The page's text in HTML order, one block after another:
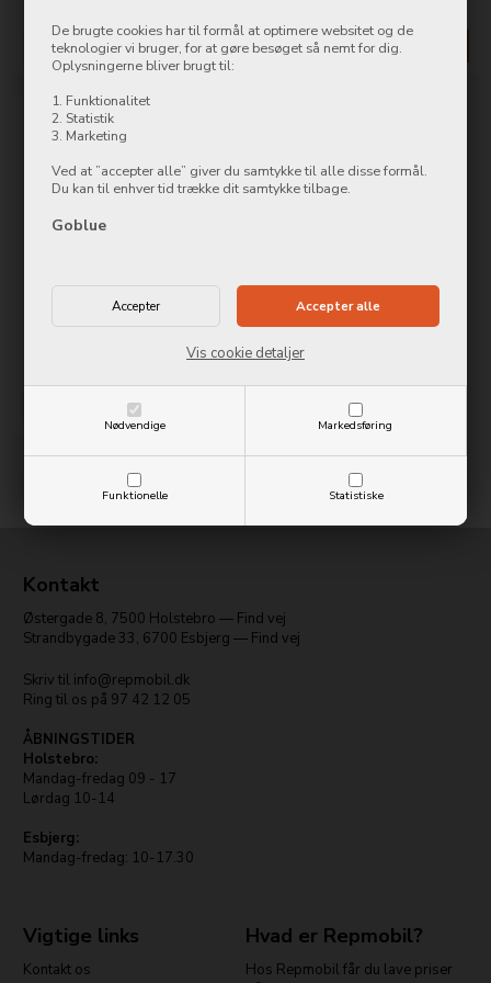
De brugte cookies har til formål at optimere websitet og de
teknologier vi bruger, for at gøre besøget så nemt for dig.
Oplysningerne bliver brugt til:
1. Funktionalitet
2. Statistik
3. Marketing
Ved at ”accepter alle” giver du samtykke til alle disse formål.
Du kan til enhver tid trække dit samtykke tilbage.
Goblue
Nødvendige Markedsføring
Funktionelle Statistiske
Vis cookie detaljer
Køb nu
Mere info Mere info
14 Pro Max Ultra-Wide Fit
Kontakt
Østergade 8, 7500 Holstebro — Find vej
Strandbygade 33, 6700 Esbjerg — Find vej
Skriv til info@repmobil.dk
Ring til os på 97 42 12 05
ÅBNINGSTIDER
Holstebro:
Mandag-fredag 09 - 17
Lørdag 10-14
Esbjerg:
Mandag-fredag: 10-17.30
Vigtige links
Kontakt os
Hvad er Repmobil?
Hos Repmobil får du lave priser